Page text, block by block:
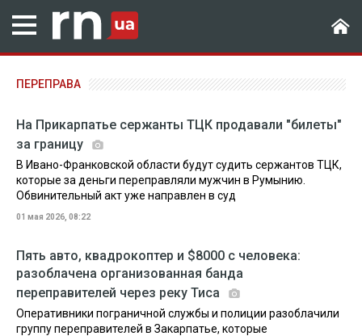
ПЕРЕПРАВА
На Прикарпатье сержанты ТЦК продавали "билеты"
за границу
В Ивано-Франковской области будут судить сержантов ТЦК,
которые за деньги переправляли мужчин в Румынию.
Обвинительный акт уже направлен в суд
01 мая 2026, 08:22
Пять авто, квадрокоптер и $8000 с человека:
разоблачена организованная банда
переправителей через реку Тиса
Оперативники пограничной службы и полиции разоблачили
группу переправителей в Закарпатье, которые